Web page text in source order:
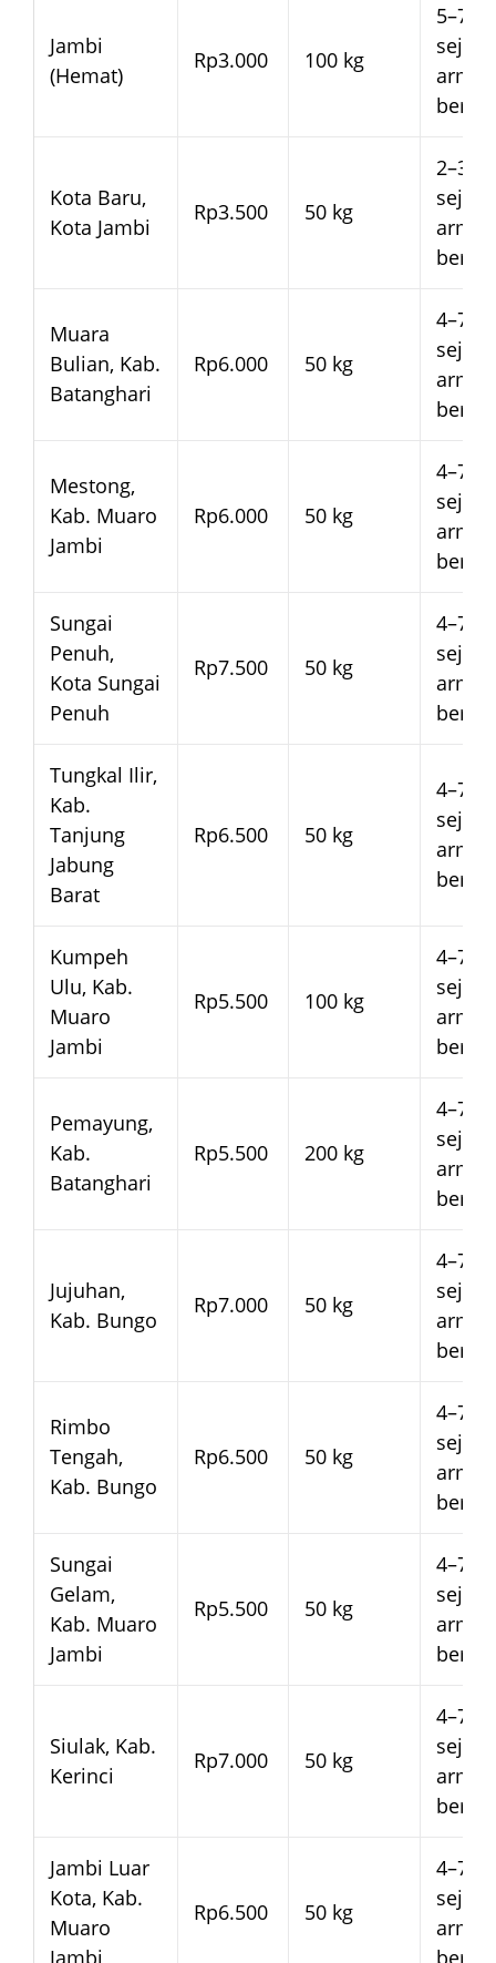
Jambi
(Hemat)
Rp3.000 100 kg
5–7
sejak
Kota Baru,
Kota Jambi
Rp3.500 50 kg
2–3
sejak
Muara
Bulian, Kab.
Batanghari
Rp6.000 50 kg
4–7
sejak
Mestong,
Kab. Muaro
Jambi
Rp6.000 50 kg
4–7
sejak
Sungai
Penuh,
Kota Sungai
Penuh
Rp7.500 50 kg
4–7
sejak
Tungkal Ilir,
Kab.
Tanjung
Jabung
Barat
Rp6.500 50 kg
4–7
sejak
Kumpeh
Ulu, Kab.
Muaro
Jambi
Rp5.500 100 kg
4–7
sejak
Pemayung,
Kab.
Batanghari
Rp5.500 200 kg
4–7
sejak
Jujuhan,
Kab. Bungo
Rp7.000 50 kg
4–7
sejak
Rimbo
Tengah,
Kab. Bungo
Rp6.500 50 kg
4–7
sejak
Sungai
Gelam,
Kab. Muaro
Jambi
Rp5.500 50 kg
4–7
sejak
Siulak, Kab.
Kerinci
Rp7.000 50 kg
4–7
sejak
Jambi Luar
Kota, Kab.
Muaro
Jambi
Rp6.500 50 kg
4–7
sejak